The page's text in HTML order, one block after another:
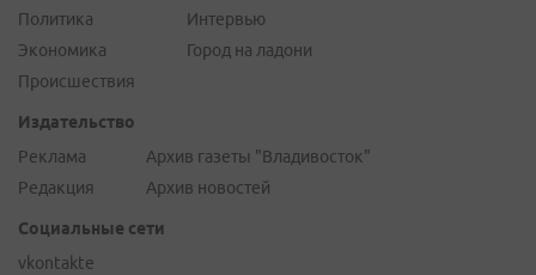
Политика
Экономика
Происшествия
Интервью
Город на ладони
Издательство
Реклама
Редакция
Архив газеты "Владивосток"
Архив новостей
Социальные сети
vkontakte